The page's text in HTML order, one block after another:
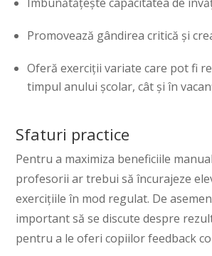
Promovează gândirea critică și
Oferă exerciții variate care pot fi
timpul anului școlar, cât și în
Sfaturi practice
Pentru a maximiza beneficiile
profesorii ar trebui să încurajeze
exercițiile în mod regulat. De
important să se discute despre
pentru a le oferi copiilor feedback